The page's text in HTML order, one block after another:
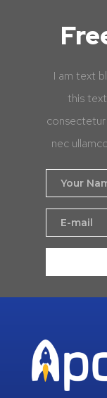
I am text
this
nec